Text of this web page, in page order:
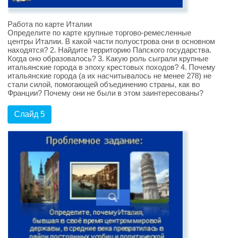
Работа по карте Италии
Определите по карте крупные торгово-ремесленные
центры Италии. В какой части полуострова они в основном
находятся? 2. Найдите территорию Папского государства.
Когда оно образовалось? 3. Какую роль сыграли крупные
итальянские города в эпоху крестовых походов? 4. Почему
итальянские города (а их насчитывалось не менее 278) не
стали силой, помогающей объединению страны, как во
Франции? Почему они не были в этом заинтересованы?
Слайд 5